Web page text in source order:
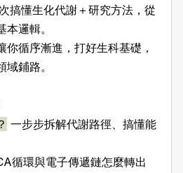
搞懂生化代謝＋研究方法，從
邏輯。
你循序漸進，打好生科基礎，
鋪路。
一步步拆解代謝路徑、搞懂能
循環與電子傳遞鏈怎麼轉出